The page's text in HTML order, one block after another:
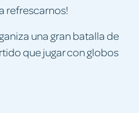
refrescarnos!
una gran batalla de
que jugar con globos